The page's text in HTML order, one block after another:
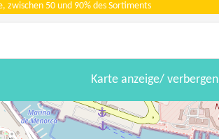
50 und 90% des Sortiments
Karte anzeige/ verbergen